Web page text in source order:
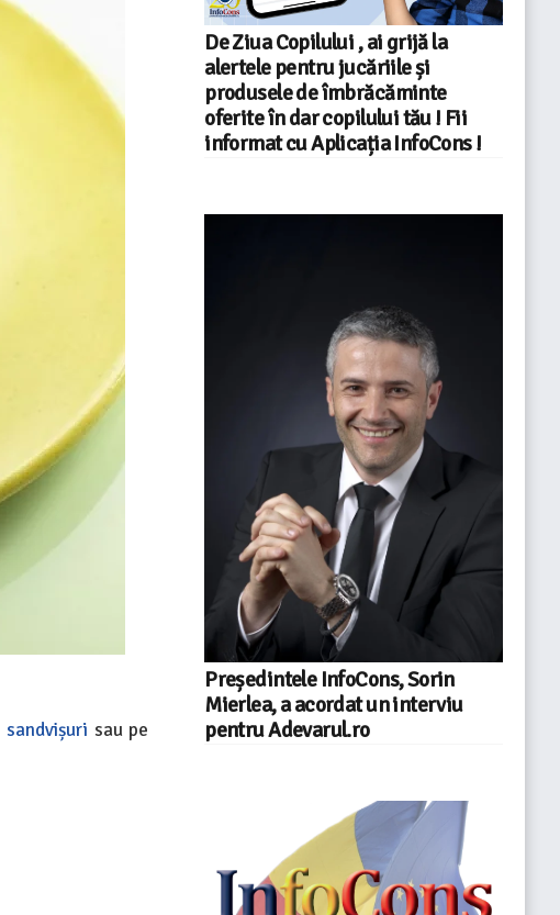
sandvișuri sau pe
De Ziua Copilului , ai grijă la
alertele pentru jucăriile și
produsele de îmbrăcăminte
oferite în dar copilului tău ! Fii
informat cu Aplicația InfoCons !
Președintele InfoCons, Sorin
Mierlea, a acordat un interviu
pentru Adevarul.ro